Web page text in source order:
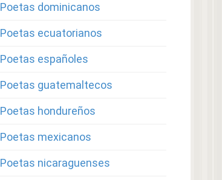
Poetas dominicanos
Poetas ecuatorianos
Poetas españoles
Poetas guatemaltecos
Poetas hondureños
Poetas mexicanos
Poetas nicaraguenses